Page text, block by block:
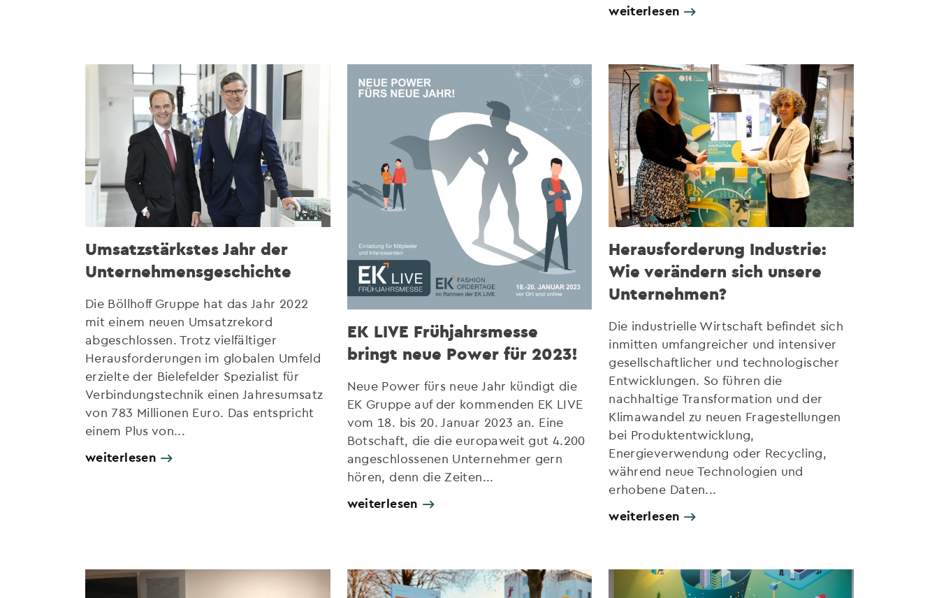
weiterlesen
Umsatzstärkstes Jahr der
Unternehmensgeschichte
Die Böllhoff Gruppe hat das Jahr 2022
mit einem neuen Umsatzrekord
abgeschlossen. Trotz vielfältiger
Herausforderungen im globalen Umfeld
erzielte der Bielefelder Spezialist für
Verbindungstechnik einen Jahresumsatz
von 783 Millionen Euro. Das entspricht
einem Plus von...
weiterlesen
EK LIVE Frühjahrsmesse
bringt neue Power für 2023!
Neue Power fürs neue Jahr kündigt die
EK Gruppe auf der kommenden EK LIVE
vom 18. bis 20. Januar 2023 an. Eine
Botschaft, die die europaweit gut 4.200
angeschlossenen Unternehmer gern
hören, denn die Zeiten...
weiterlesen
Herausforderung Industrie:
Wie verändern sich unsere
Unternehmen?
Die industrielle Wirtschaft befindet sich
inmitten umfangreicher und intensiver
gesellschaftlicher und technologischer
Entwicklungen. So führen die
nachhaltige Transformation und der
Klimawandel zu neuen Fragestellungen
bei Produktentwicklung,
Energieverwendung oder Recycling,
während neue Technologien und
erhobene Daten...
weiterlesen